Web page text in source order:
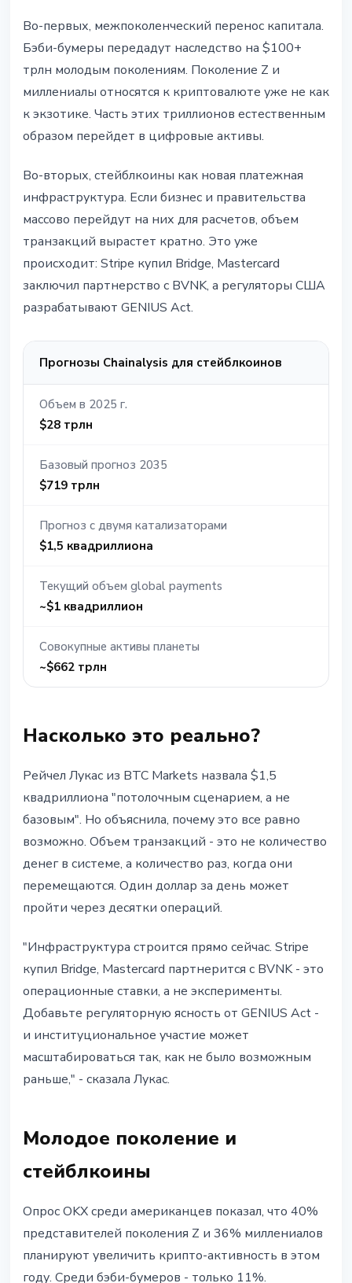
Во-первых, межпоколенческий перенос капитала.
Бэби-бумеры передадут наследство на $100+
трлн молодым поколениям. Поколение Z и
миллениалы относятся к криптовалюте уже не как
к экзотике. Часть этих триллионов естественным
образом перейдет в цифровые активы.
Во-вторых, стейблкоины как новая платежная
инфраструктура. Если бизнес и правительства
массово перейдут на них для расчетов, объем
транзакций вырастет кратно. Это уже
происходит: Stripe купил Bridge, Mastercard
заключил партнерство с BVNK, а регуляторы США
разрабатывают GENIUS Act.
Прогнозы Chainalysis для стейблкоинов
Объем в 2025 г.
$28 трлн
Базовый прогноз 2035
$719 трлн
Прогноз с двумя катализаторами
$1,5 квадриллиона
Текущий объем global payments
~$1 квадриллион
Совокупные активы планеты
~$662 трлн
Насколько это реально?
Рейчел Лукас из BTC Markets назвала $1,5
квадриллиона "потолочным сценарием, а не
базовым". Но объяснила, почему это все равно
возможно. Объем транзакций - это не количество
денег в системе, а количество раз, когда они
перемещаются. Один доллар за день может
пройти через десятки операций.
"Инфраструктура строится прямо сейчас. Stripe
купил Bridge, Mastercard партнерится с BVNK - это
операционные ставки, а не эксперименты.
Добавьте регуляторную ясность от GENIUS Act -
и институциональное участие может
масштабироваться так, как не было возможным
раньше," - сказала Лукас.
Молодое поколение и
стейблкоины
Опрос OKX среди американцев показал, что 40%
представителей поколения Z и 36% миллениалов
планируют увеличить крипто-активность в этом
году. Среди бэби-бумеров - только 11%.